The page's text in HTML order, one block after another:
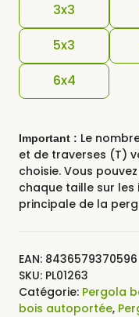
3x3
5x3
6x4
Important : Le
et de traverses (T)
choisie. Vous
chaque taille sur les
principale de la
EAN: 8436579370596
SKU: PL01263
Catégorie: Pergola
bois autoportée,